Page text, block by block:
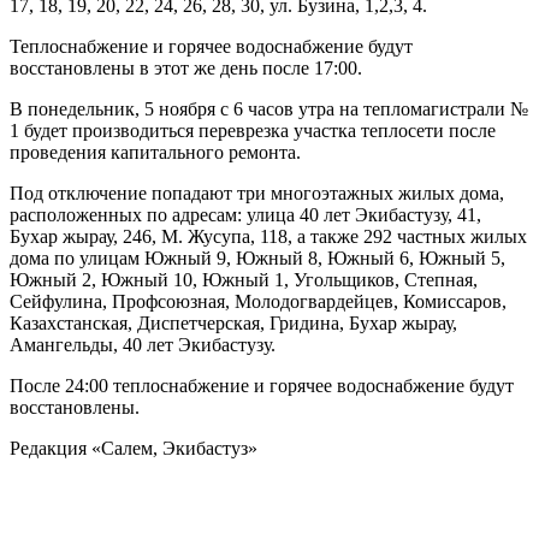
17, 18, 19, 20, 22, 24, 26, 28, 30, ул. Бузина, 1,2,3, 4.
Теплоснабжение и горячее водоснабжение будут
восстановлены в этот же день после 17:00.
В понедельник, 5 ноября с 6 часов утра на тепломагистрали №
1 будет производиться переврезка участка теплосети после
проведения капитального ремонта.
Под отключение попадают три многоэтажных жилых дома,
расположенных по адресам: улица 40 лет Экибастузу, 41,
Бухар жырау, 246, М. Жусупа, 118, а также 292 частных жилых
дома по улицам Южный 9, Южный 8, Южный 6, Южный 5,
Южный 2, Южный 10, Южный 1, Угольщиков, Степная,
Сейфулина, Профсоюзная, Молодогвардейцев, Комиссаров,
Казахстанская, Диспетчерская, Гридина, Бухар жырау,
Амангельды, 40 лет Экибастузу.
После 24:00 теплоснабжение и горячее водоснабжение будут
восстановлены.
Редакция «Салем, Экибастуз»